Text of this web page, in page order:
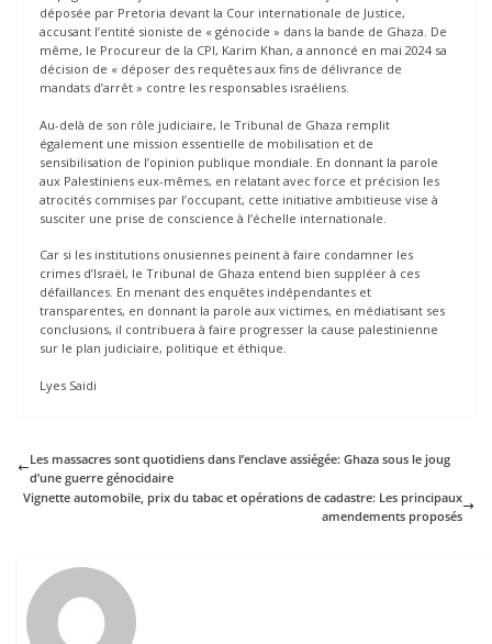
déposée par Pretoria devant la Cour internationale de Justice,
accusant l’entité sioniste de « génocide » dans la bande de Ghaza. De
même, le Procureur de la CPI, Karim Khan, a annoncé en mai 2024 sa
décision de « déposer des requêtes aux fins de délivrance de
mandats d’arrêt » contre les responsables israéliens.
Au-delà de son rôle judiciaire, le Tribunal de Ghaza remplit
également une mission essentielle de mobilisation et de
sensibilisation de l’opinion publique mondiale. En donnant la parole
aux Palestiniens eux-mêmes, en relatant avec force et précision les
atrocités commises par l’occupant, cette initiative ambitieuse vise à
susciter une prise de conscience à l’échelle internationale.
Car si les institutions onusiennes peinent à faire condamner les
crimes d’Israël, le Tribunal de Ghaza entend bien suppléer à ces
défaillances. En menant des enquêtes indépendantes et
transparentes, en donnant la parole aux victimes, en médiatisant ses
conclusions, il contribuera à faire progresser la cause palestinienne
sur le plan judiciaire, politique et éthique.
Lyes Saïdi
Les massacres sont quotidiens dans l’enclave assiégée: Ghaza sous le joug
d’une guerre génocidaire
Vignette automobile, prix du tabac et opérations de cadastre: Les principaux
amendements proposés